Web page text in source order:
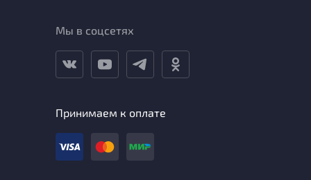
Мы в соцсетях
Принимаем к оплате